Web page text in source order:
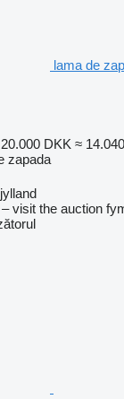
lama de
20.000 DKK ≈
zapada
visit the auction